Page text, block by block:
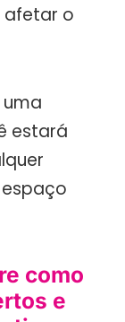
afetar o
estará
como
e